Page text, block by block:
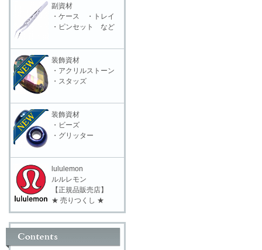
副資材
・ケース ・トレイ
・ピンセット など
装飾資材
・アクリルストーン
・スタッズ
装飾資材
・ビーズ
・グリッター
lululemon
ルルレモン
【正規品販売店】
★ 売りつくし ★